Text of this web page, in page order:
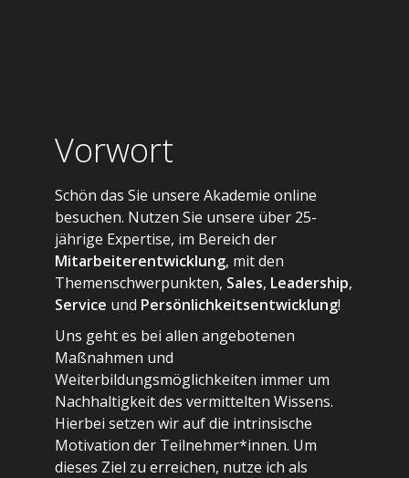
Vorwort
Schön das Sie unsere Akademie online
besuchen. Nutzen Sie unsere über 25-
jährige Expertise, im Bereich der
Mitarbeiterentwicklung​, mit den
Themenschwerpunkten, Sales, Leadership,
Service und Persönlichkeitsentwicklung​!
Uns geht es bei allen angebotenen
Maßnahmen und
Weiterbildungsmöglichkeiten immer um
Nachhaltigkeit des vermittelten Wissens.
Hierbei setzen wir auf die intrinsische
Motivation der Teilnehmer*innen. Um
dieses Ziel zu erreichen, nutze ich als